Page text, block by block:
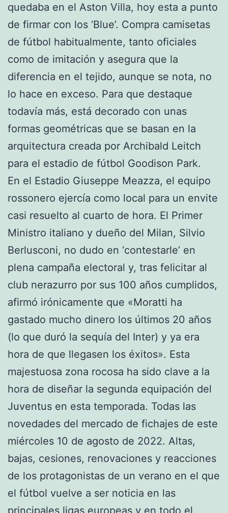
quedaba en el Aston Villa, hoy esta a punto
de firmar con los ‘Blue’. Compra camisetas
de fútbol habitualmente, tanto oficiales
como de imitación y asegura que la
diferencia en el tejido, aunque se nota, no
lo hace en exceso. Para que destaque
todavía más, está decorado con unas
formas geométricas que se basan en la
arquitectura creada por Archibald Leitch
para el estadio de fútbol Goodison Park.
En el Estadio Giuseppe Meazza, el equipo
rossonero ejercía como local para un envite
casi resuelto al cuarto de hora. El Primer
Ministro italiano y dueño del Milan, Silvio
Berlusconi, no dudo en ‘contestarle’ en
plena campaña electoral y, tras felicitar al
club nerazurro por sus 100 años cumplidos,
afirmó irónicamente que «Moratti ha
gastado mucho dinero los últimos 20 años
(lo que duró la sequía del Inter) y ya era
hora de que llegasen los éxitos». Esta
majestuosa zona rocosa ha sido clave a la
hora de diseñar la segunda equipación del
Juventus en esta temporada. Todas las
novedades del mercado de fichajes de este
miércoles 10 de agosto de 2022. Altas,
bajas, cesiones, renovaciones y reacciones
de los protagonistas de un verano en el que
el fútbol vuelve a ser noticia en las
principales ligas europeas y en todo el